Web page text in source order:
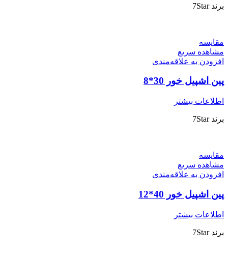
برند 7Star
مقایسه
مشاهده سریع
افزودن به علاقه‌مندی
پین اشپیل خور 30*8
اطلاعات بیشتر
برند 7Star
مقایسه
مشاهده سریع
افزودن به علاقه‌مندی
پین اشپیل خور 40*12
اطلاعات بیشتر
برند 7Star